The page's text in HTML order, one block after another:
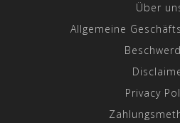
Über
Allgemeine
Privacy